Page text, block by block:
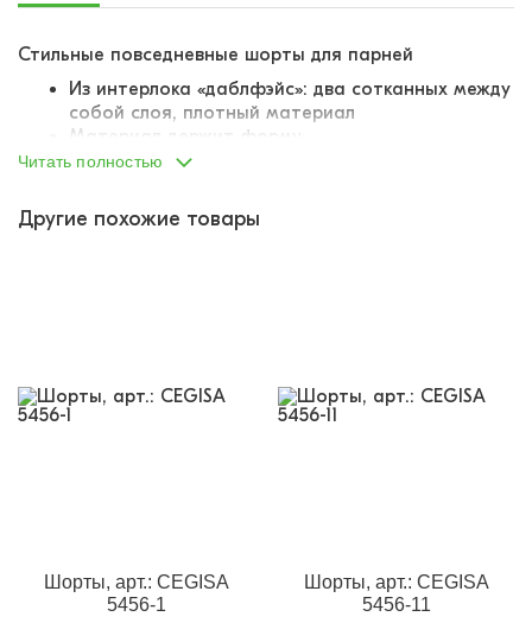
Стильные повседневные шорты для парней
Из интерлока «даблфэйс»: два сотканных между
собой слоя, плотный материал
Материал держит форму
Все швы аккуратно обметаны
вытягивается, не деформируется
Читать полностью
Другие похожие товары
Шорты, арт.: CEGISA
5456-1
Шорты, арт.: CEGISA
5456-11